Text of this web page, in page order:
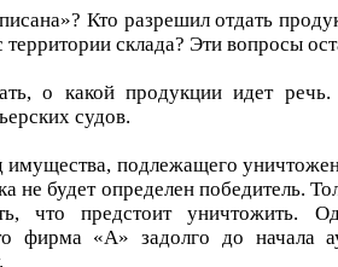
Кто разрешил отдать
склада? Эти вопросы
о какой продукции идет
судов.
имущества, подлежащего
не будет определен победитель.
что предстоит уничтожить.
фирма «А» задолго до начала